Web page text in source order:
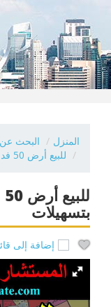
المنزل
البحث عن
للبيع أرض 50 فدان فى مدينة الشروق بتسهيلات...
بتسهيلات
إضافة إلى